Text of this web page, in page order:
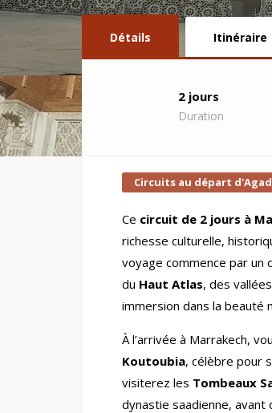
Détails Itinéraire
2 jours
Duration
Circuits au départ
Ce circuit de 2 jours à
richesse culturelle,
voyage commence par un
du Haut Atlas, des
immersion dans la beauté
À l’arrivée à Marrakech,
Koutoubia, célèbre pour
visiterez les Tombeaux
dynastie saadienne, avant